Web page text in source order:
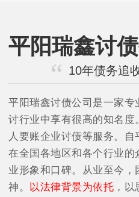
平阳瑞鑫讨
10年债务追
平阳瑞鑫讨债公司是一家专
讨行业中享有很高的知名
人要账企业讨债等服务。
在全国各地区和各个行业
业形象和口碑。从业至今
神。
以法律背景为依托 ，